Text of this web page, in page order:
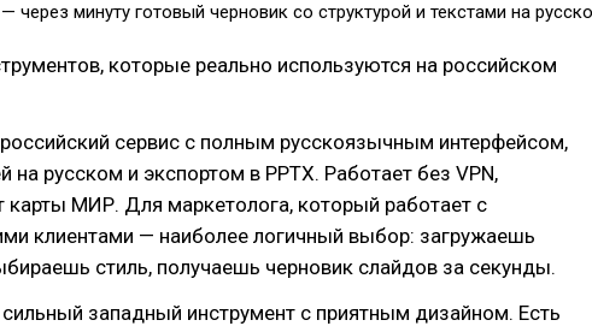
через минуту готовый черновик со структурой и текстами на
которые реально используются на российском
сервис с полным русскоязычным интерфейсом,
на русском и экспортом в PPTX. Работает без VPN,
карты МИР. Для маркетолога, который работает с
клиентами — наиболее логичный выбор: загружаешь
стиль, получаешь черновик слайдов за секунды.
западный инструмент с приятным дизайном. Есть